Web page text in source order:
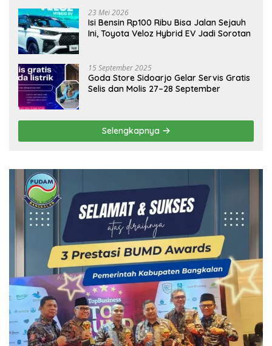
23 Mei 2026
Isi Bensin Rp100 Ribu Bisa Jalan Sejauh
Ini, Toyota Veloz Hybrid EV Jadi Sorotan
15 September 2025
Goda Store Sidoarjo Gelar Servis Gratis
Selis dan Molis 27–28 September
Selengkapnya